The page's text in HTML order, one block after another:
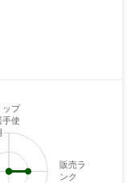
ップ
手使
販売ラ
ンク